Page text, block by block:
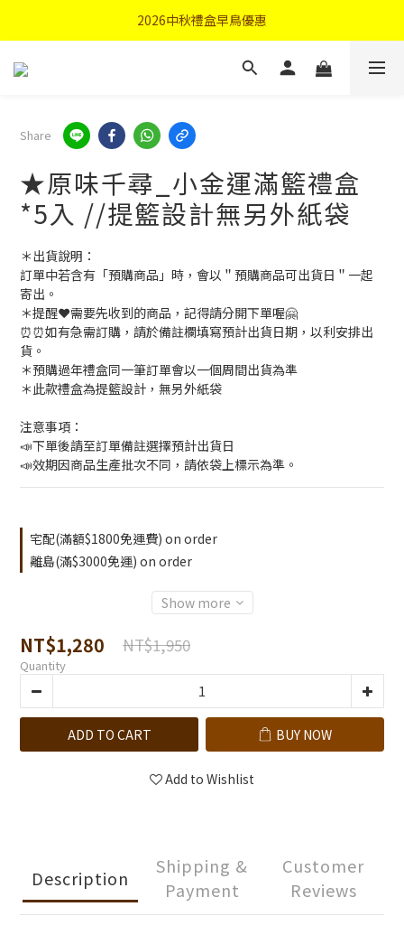
首購優惠輸入"N50"現折50元
2026中秋禮盒早鳥優惠
首購優惠輸入"N50"現折50元
Share
★原味千尋_小金運滿籃禮盒
*5入 //提籃設計無另外紙袋
＊出貨說明：
訂單中若含有「預購商品」時，會以＂預購商品可出貨日＂一起
寄出。
＊提醒❤️需要先收到的商品，記得請分開下單喔🤗
⏰⏰如有急需訂購，請於備註欄填寫預計出貨日期，以利安排出
貨。
＊預購過年禮盒同一筆訂單會以一個周間出貨為準
＊此款禮盒為提籃設計，無另外紙袋
注意事項：
📣下單後請至訂單備註選擇預計出貨日
📣效期因商品生產批次不同，請依袋上標示為準。
宅配(滿額$1800免運費) on order
離島(滿$3000免運) on order
Show more
NT$1,280 NT$1,950
Quantity
ADD TO CART BUY NOW
Add to Wishlist
Description
Shipping &
Payment
Customer
Reviews